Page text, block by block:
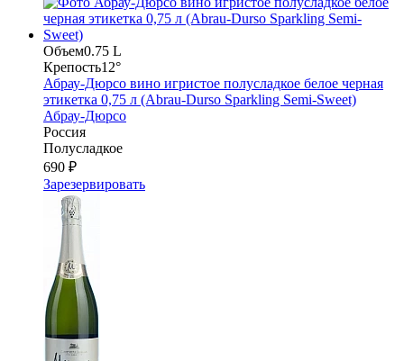
Объем0.75 L
Крепость12°
Абрау-Дюрсо вино игристое полусладкое белое черная
этикетка 0,75 л (Abrau-Durso Sparkling Semi-Sweet)
Абрау-Дюрсо
Россия
Полусладкое
690 ₽
Зарезервировать